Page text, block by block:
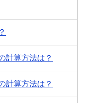
計算方法は？
計算方法は？